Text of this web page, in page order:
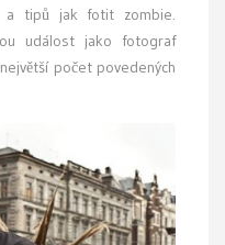
a tipů jak fotit zombie.
událost jako fotograf
počet povedených